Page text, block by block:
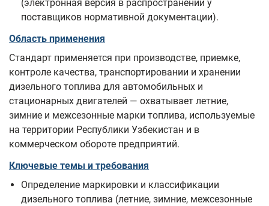
(электронная версия в распространении у
поставщиков нормативной документации).
Область применения
Стандарт применяется при производстве, приемке,
контроле качества, транспортировании и хранении
дизельного топлива для автомобильных и
стационарных двигателей — охватывает летние,
зимние и межсезонные марки топлива, используемые
на территории Республики Узбекистан и в
коммерческом обороте предприятий.
Ключевые темы и требования
Определение маркировки и классификации
дизельного топлива (летние, зимние, межсезонные